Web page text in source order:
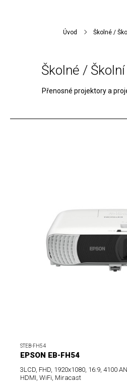
Úvod Školné /
Školné /
Přenosné projektory a
STEB-FH54
EPSON EB-FH54
3LCD, FHD, 1920x1080, 16:9, 4100
HDMI, WiFi, Miracast